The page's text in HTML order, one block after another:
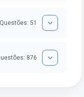
Questões: 51
876